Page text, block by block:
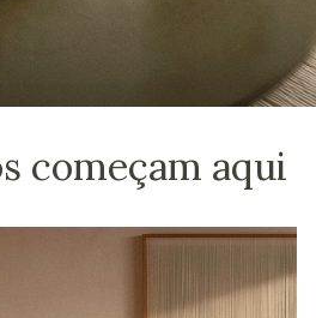
começam aqui